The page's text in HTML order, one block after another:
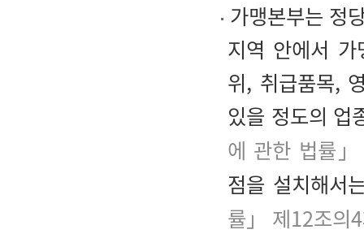
가맹본부는 정
지역 안에서 가
위, 취급품목,
있을 정도의 업
에 관한 법률
점을 설치해서
률」 제12조의4